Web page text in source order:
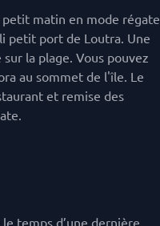
petit matin en mode régate
petit port de Loutra. Une
la plage. Vous pouvez
au sommet de l'île. Le
et remise des
temps d’une dernière